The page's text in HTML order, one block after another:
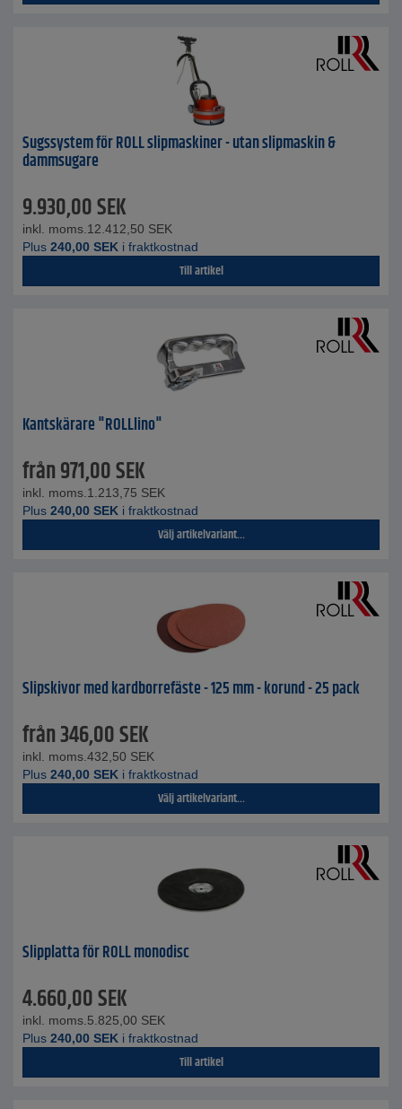
Sugssystem för ROLL slipmaskiner - utan slipmaskin &
dammsugare
9.930,00SEK
inkl. moms. 12.412,50 SEK
Plus 240,00 SEK i fraktkostnad
Till artikel
Kantskärare "ROLLlino"
från971,00SEK
inkl. moms. 1.213,75 SEK
Plus 240,00 SEK i fraktkostnad
Välj artikelvariant...
Slipskivor med kardborrefäste - 125 mm - korund - 25 pack
från346,00SEK
inkl. moms. 432,50 SEK
Plus 240,00 SEK i fraktkostnad
Välj artikelvariant...
Slipplatta för ROLL monodisc
4.660,00SEK
inkl. moms. 5.825,00 SEK
Plus 240,00 SEK i fraktkostnad
Till artikel